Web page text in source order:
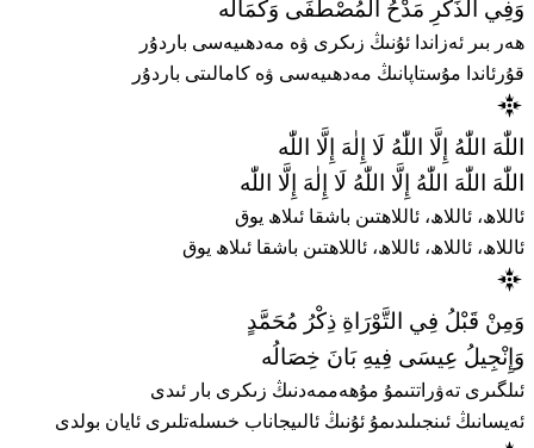
وَفِي الذِّكْرِ مَدْحُ الْمُصْطَفَى وَكَمَالُه
ھەر بىر ئەزاندا ئۇنىڭ زىكرى ۋە مەدھىيەسى باردۇر
قۇرئاندا مۇستاپانىڭ مەدھىيەسى ۋە كامالىتى باردۇر
اللّٰهَ اللّٰهُ إِلَّا اللّٰهُ لَا إِلٰهَ إِلَّا اللّٰه
اللّٰهَ اللّٰهَ اللّٰهُ إِلَّا اللّٰهُ لَا إِلٰهَ إِلَّا اللّٰه
ئاللاھ، ئاللاھ، ئاللاھتىن باشقا ئىلاھ يوق
ئاللاھ، ئاللاھ، ئاللاھ، ئاللاھتىن باشقا ئىلاھ يوق
وَمِنْ قَبْلُ فِي التَّوْرَاةِ ذِكْرُ مُحَمَّدٍ
وَإِنْجِيلُ عِيسَى فِيهِ بَانَ خِصَالُه
ئىلگىرى تەۋراتتىمۇ مۇھەممەدنىڭ زىكرى بار ئىدى
ئەيسانىڭ ئىنجىلىدىمۇ ئۇنىڭ ئالىيجاناب خىسلەتلىرى ئايان بولدى